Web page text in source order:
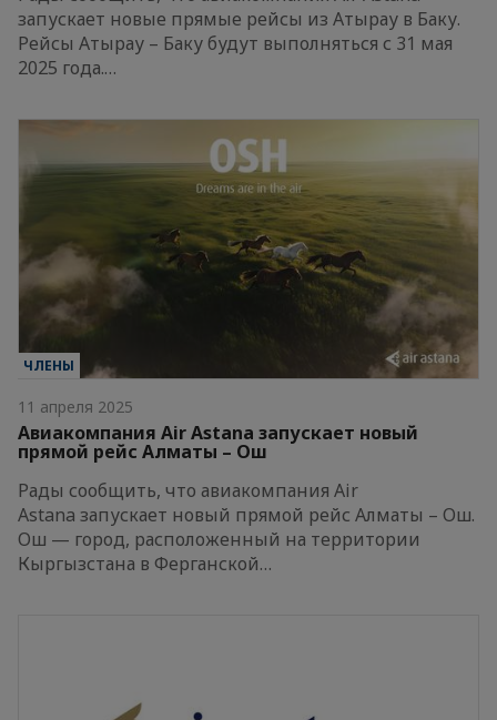
запускает новые прямые рейсы из Атырау в Баку.
Рейсы Атырау – Баку будут выполняться с 31 мая
2025 года.…
ЧЛЕНЫ
11 апреля 2025
Авиакомпания Air Astana запускает новый
прямой рейс Алматы – Ош
Рады сообщить, что авиакомпания Air
Astana запускает новый прямой рейс Алматы – Ош.
Ош — город, расположенный на территории
Кыргызстана в Ферганской…